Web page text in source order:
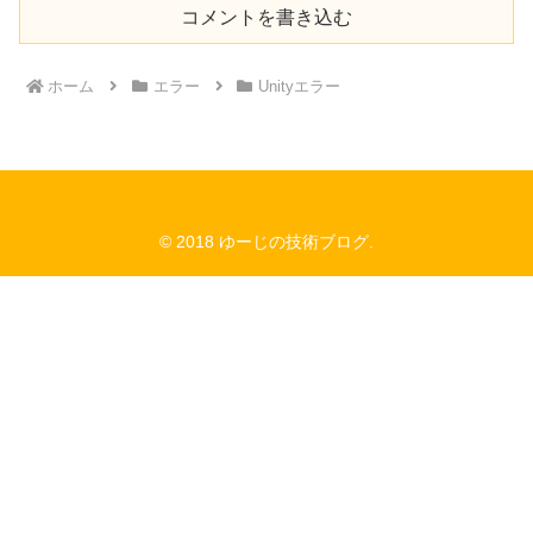
コメントを書き込む
ホーム エラー Unityエラー
© 2018 ゆーじの技術ブログ.